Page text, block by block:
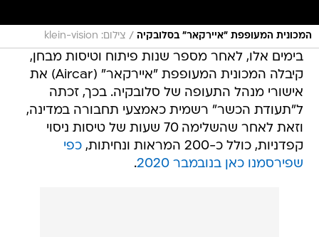
המכונית המעופפת "איירקאר" בסלובקיה / צילום: klein-vision
בימים אלו, לאחר מספר שנות פיתוח וטיסות מבחן,
קיבלה המכונית המעופפת "איירקאר" (Aircar) את
אישורי מנהל התעופה של סלובקיה. בכך, זכתה
ל"תעודת הכשר" רשמית כאמצעי תחבורה במדינה,
וזאת לאחר שהשלימה 70 שעות של טיסות ניסוי
קפדניות, כולל כ-200 המראות ונחיתות,
כפי
שפירסמנו כאן בנובמבר 2020
.